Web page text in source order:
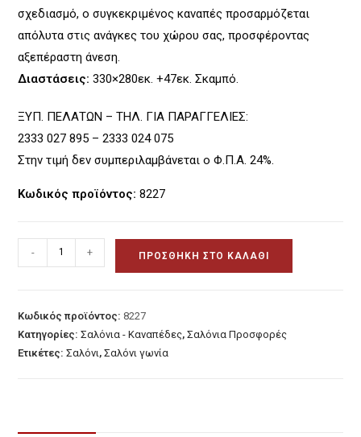
σχεδιασμό, ο συγκεκριμένος καναπές προσαρμόζεται
απόλυτα στις ανάγκες του χώρου σας, προσφέροντας
αξεπέραστη άνεση.
Διαστάσεις: 330×280εκ. +47εκ. Σκαμπό.
ΞΥΠ. ΠΕΛΑΤΩΝ – ΤΗΛ. ΓΙΑ ΠΑΡΑΓΓΕΛΙΕΣ:
2333 027 895 – 2333 024 075
Στην τιμή δεν συμπεριλαμβάνεται ο Φ.Π.Α. 24%.
Κωδικός προϊόντος: 8227
Γωνιακός
Καναπές
ποσότητα
- + ΠΡΟΣΘΉΚΗ ΣΤΟ ΚΑΛΆΘΙ
Κωδικός προϊόντος:8227
Κατηγορίες:Σαλόνια - Καναπέδες,Σαλόνια Προσφορές
Ετικέτες:Σαλόνι ,Σαλόνι γωνία